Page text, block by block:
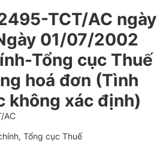
TCT/AC ngày
01/07/2002
Tổng cục Thuế
hoá đơn (Tình
không xác định)
AC
Tổng cục Thuế